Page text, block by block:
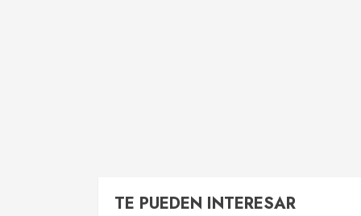
TE PUEDEN INTERESAR